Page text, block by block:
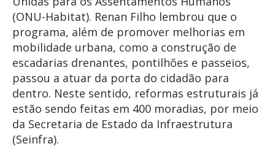
(ONU-Habitat). Renan Filho lembrou que o
programa, além de promover melhorias em
mobilidade urbana, como a construção de
escadarias drenantes, pontilhões e passeios,
passou a atuar da porta do cidadão para
dentro. Neste sentido, reformas estruturais já
estão sendo feitas em 400 moradias, por meio
da Secretaria de Estado da Infraestrutura
(Seinfra).